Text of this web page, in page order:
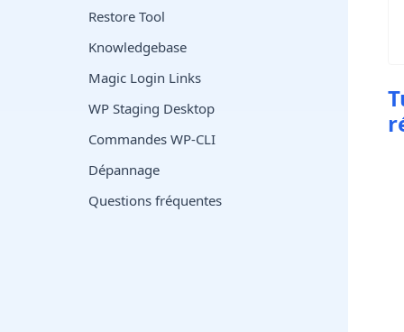
Restore Tool
Knowledgebase
Magic Login Links
WP Staging Desktop
Commandes WP-CLI
Dépannage
Questions fréquentes